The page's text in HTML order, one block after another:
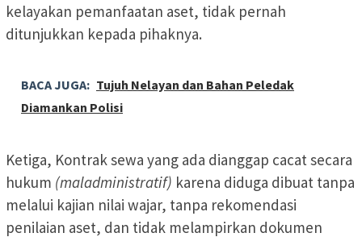
kelayakan pemanfaatan aset, tidak pernah
ditunjukkan kepada pihaknya.
BACA JUGA: Tujuh Nelayan dan Bahan Peledak
Diamankan Polisi
Ketiga, Kontrak sewa yang ada dianggap cacat secara
hukum (maladministratif) karena diduga dibuat tanpa
melalui kajian nilai wajar, tanpa rekomendasi
penilaian aset, dan tidak melampirkan dokumen